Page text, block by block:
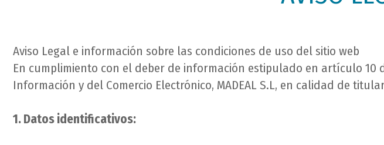
Aviso Legal e información sobre las condiciones de uso del sitio web
En cumplimiento con el deber de información estipulado en artículo 10
Información y del Comercio Electrónico, MADEAL S.L, en calidad de
1. Datos identificativos: